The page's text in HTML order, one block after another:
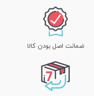
ضمانت اصل بودن کالا